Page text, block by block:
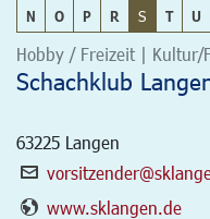
N
O P R S T U
Hobby / Freizeit |
Schachklub
63225 Langen
www.sklangen.de